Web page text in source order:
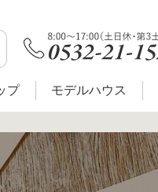
プ モデルハウス